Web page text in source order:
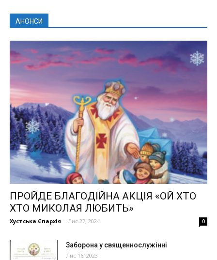
АНОНСИ
ПРОЙДЕ БЛАГОДІЙНА АКЦІЯ «ОЙ ХТО
ХТО МИКОЛАЯ ЛЮБИТЬ»
Хустська Єпархія - Лис 27, 2024 0
Заборона у священнослужінні
Лис 16, 2023